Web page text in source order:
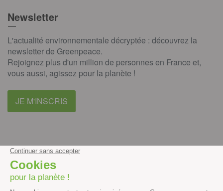
Newsletter
L'actualité environnementale décryptée : découvrez la
newsletter de Greenpeace.
Rejoignez plus d'un million de personnes en France et,
vous aussi, agissez pour la planète !
JE M'INSCRIS